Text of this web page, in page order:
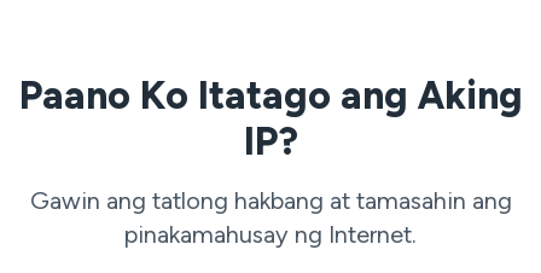
Paano Ko Itatago ang Aking
IP?
Gawin ang tatlong hakbang at tamasahin ang
pinakamahusay ng Internet.